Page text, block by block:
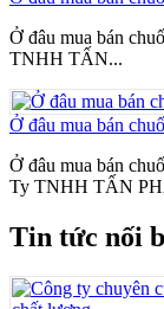
Ở đâu mua bán
TNHH TẤN...
Ở đâu mua bán
Ở đâu mua bán
Ty TNHH TẤN
Tin tức nối